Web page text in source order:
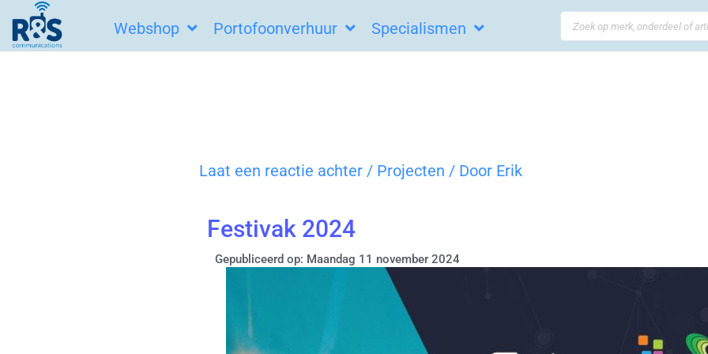
naar
Webshop Portofoonverhuur Specialismen
Search
...
Laat een reactie achter / Projecten / Door Erik
Festivak 2024
Gepubliceerd op: Maandag 11 november 2024